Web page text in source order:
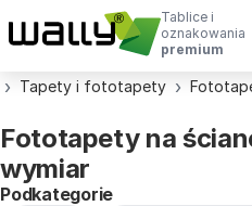
Tablice i
oznakowania
premium
Tapety i fototapety
Podkategorie
Fototapety na
wymiar